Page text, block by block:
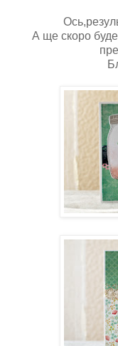
А ще скоро буде